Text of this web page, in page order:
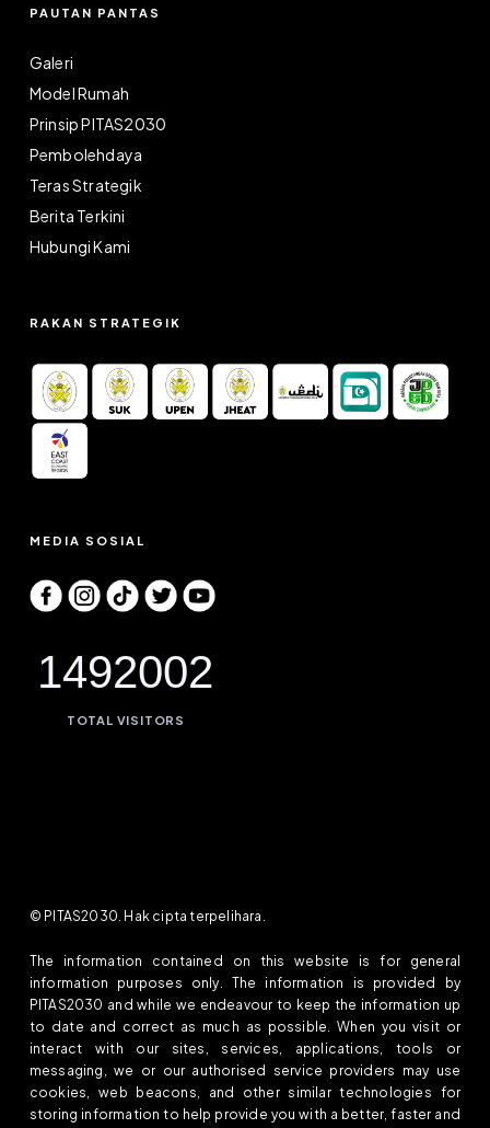
PAUTAN PANTAS
Galeri
Model Rumah
Prinsip PITAS2030
Pembolehdaya
Teras Strategik
Berita Terkini
Hubungi Kami
RAKAN STRATEGIK
MEDIA SOSIAL
1492002
TOTAL VISITORS
© PITAS2030. Hak cipta terpelihara.
The information contained on this website is for general
information purposes only. The information is provided by
PITAS2030 and while we endeavour to keep the information up
to date and correct as much as possible. When you visit or
interact with our sites, services, applications, tools or
messaging, we or our authorised service providers may use
cookies, web beacons, and other similar technologies for
storing information to help provide you with a better, faster and